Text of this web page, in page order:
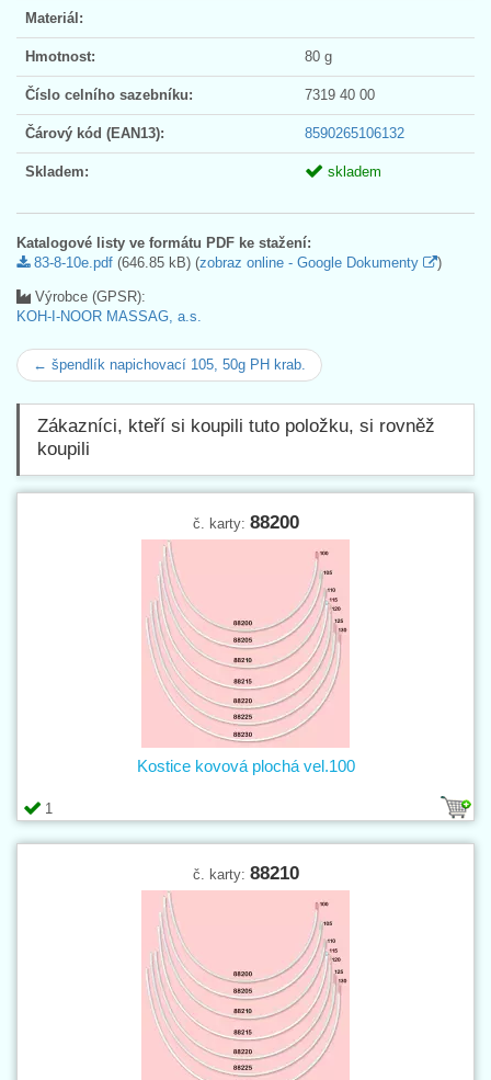
Materiál:
Hmotnost: 80 g
Číslo celního sazebníku: 7319 40 00
Čárový kód (EAN13): 8590265106132
Skladem: skladem
Katalogové listy ve formátu PDF ke stažení:
83-8-10e.pdf (646.85 kB) (zobraz online - Google Dokumenty )
Výrobce (GPSR):
KOH-I-NOOR MASSAG, a.s.
← špendlík napichovací 105, 50g PH krab.
Zákazníci, kteří si koupili tuto položku, si rovněž
koupili
č. karty: 88200
1
Kostice kovová plochá vel.100
č. karty: 88210